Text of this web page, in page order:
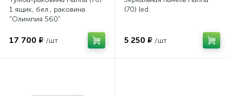
1 ящик, бел., раковина
"Олимпия 560"
17 700 ₽ /шт
(70) led.
5 250 ₽ /шт